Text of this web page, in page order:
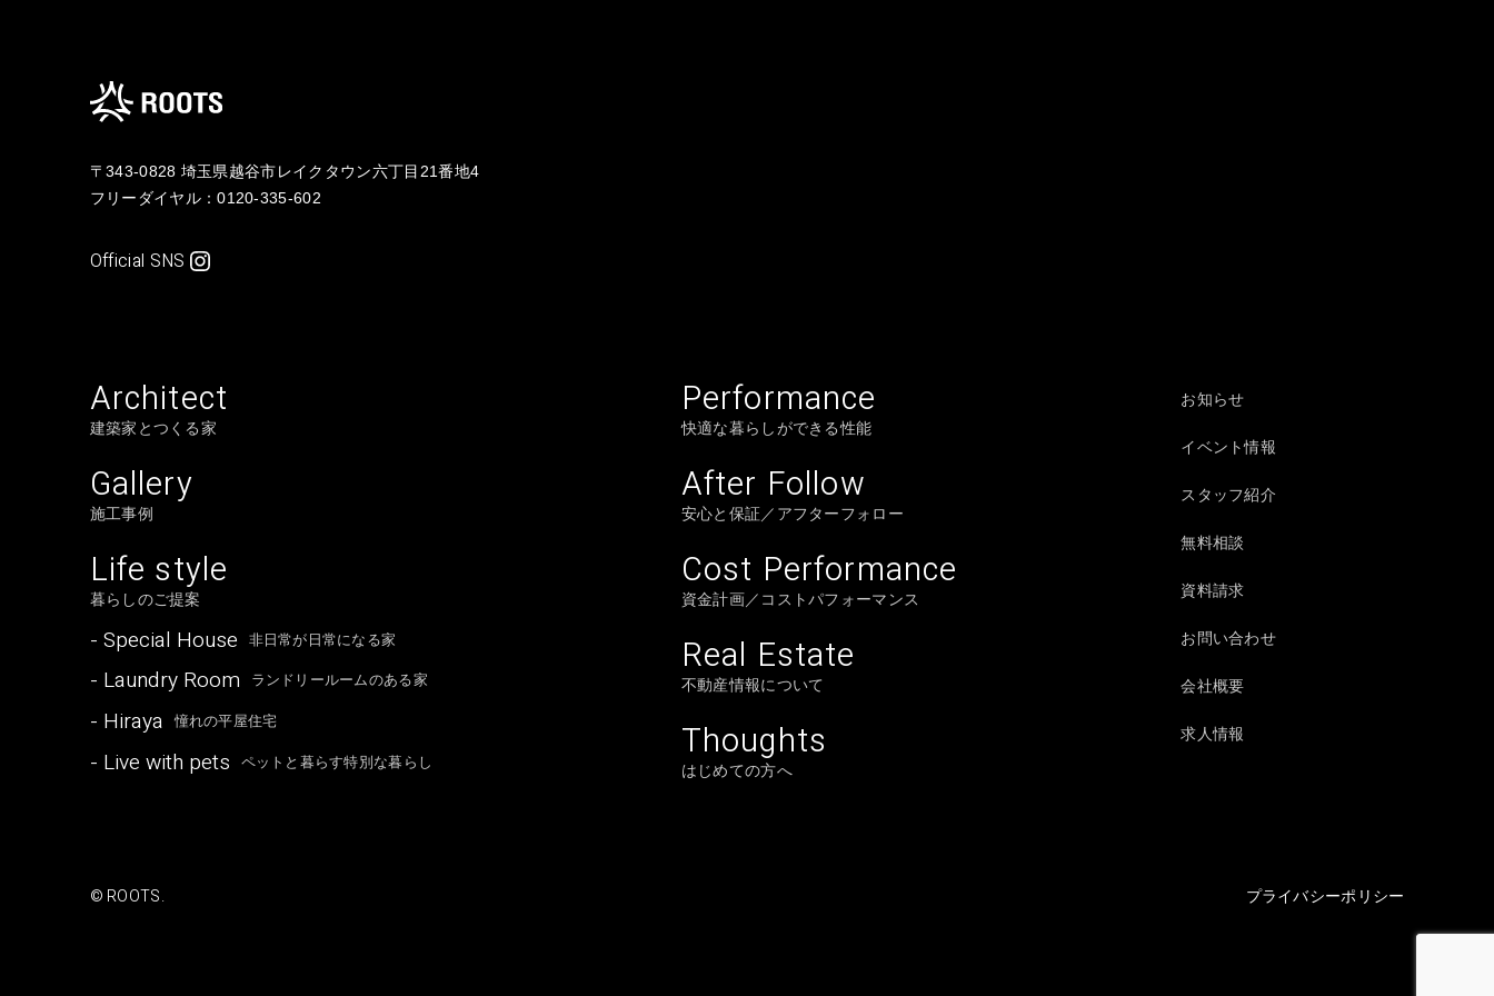
〒343-0828 埼玉県越谷市レイクタウン六丁目21番地4
フリーダイヤル：0120-335-602
Official SNS
Architect
建築家とつくる家
Gallery
施工事例
Life style
暮らしのご提案
- Special House 非日常が日常になる家
- Laundry Room ランドリールームのある家
- Hiraya 憧れの平屋住宅
- Live with pets ペットと暮らす特別な暮らし
Performance
快適な暮らしができる性能
After Follow
安心と保証／アフターフォロー
Cost Performance
資金計画／コストパフォーマンス
Real Estate
不動産情報について
Thoughts
はじめての方へ
お知らせ
イベント情報
スタッフ紹介
無料相談
資料請求
お問い合わせ
会社概要
求人情報
プライバシーポリシー
© ROOTS.